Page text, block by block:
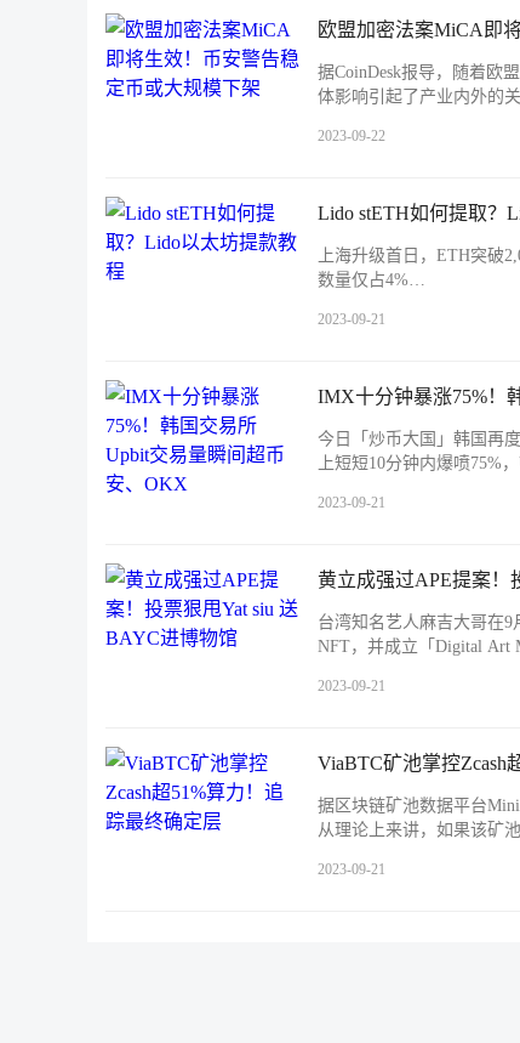
欧盟加密法案MiCA即
据CoinDesk报导，随着欧
体影响引起了产业内外的
2023-09-22
Lido stETH如何提取？
上海升级首日，ETH突破
数量仅占4%…
2023-09-21
IMX十分钟暴涨75%！
今日「炒币大国」韩国再
上短短10分钟内爆喷75%
2023-09-21
黄立成强过APE提案！
台湾知名艺人麻吉大哥在9
NFT，并成立「Digital Art
2023-09-21
ViaBTC矿池掌控Zcash
据区块链矿池数据平台
从理论上来讲，如果该矿
2023-09-21